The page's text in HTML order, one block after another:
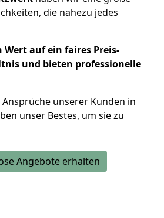
die nahezu jedes
Wert auf ein faires Preis-
und bieten professionelle
unserer Kunden in
unser Bestes, um sie zu
Angebote erhalten